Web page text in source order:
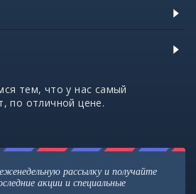
тем, что у нас самый
по отличной цене.
рассылку и получайте
акции и специальные